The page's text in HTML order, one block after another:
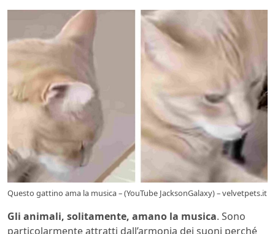
Questo gattino ama la musica – (YouTube JacksonGalaxy) – velvetpets.it
Gli animali, solitamente, amano la musica. Sono
particolarmente attratti dall’armonia dei suoni perché